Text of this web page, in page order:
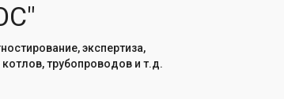
экспертиза,
трубопроводов и т.д.